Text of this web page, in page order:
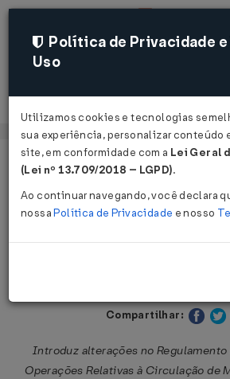
Página Inicial Legislações
Decreto nº 53.159 de
Publicado no DOE - SP em
Compartilhar:
Introduz alterações no
Operações Relativas à Circulação de
Política de Privacidade e
Uso
Utilizamos cookies e tecnologias
sua experiência, personalizar conteúdo
site, em conformidade com a Lei Geral
(Lei nº 13.709/2018 – LGPD).
Ao continuar navegando, você declara
nossaPolítica de Privacidade e nosso